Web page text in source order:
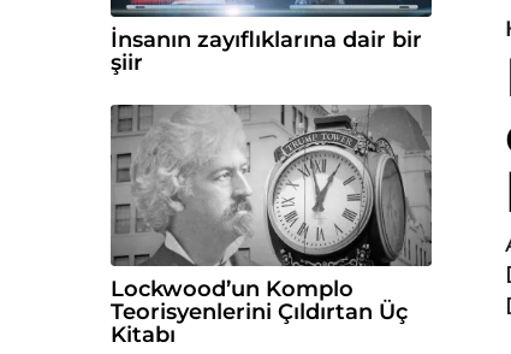
ı
İnsanın zayıflıklarına dair bir
şiir
Lockwood’un Komplo
Teorisyenlerini Çıldırtan Üç
Kitabı